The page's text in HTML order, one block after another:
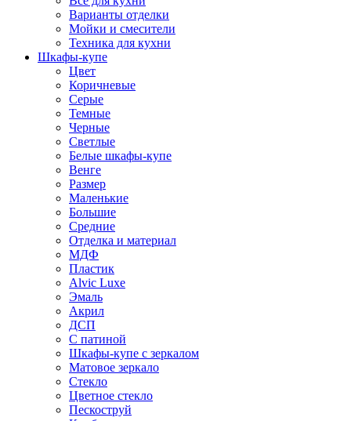
Варианты отделки
Мойки и смесители
Техника для кухни
Шкафы-купе
Цвет
Коричневые
Серые
Темные
Черные
Светлые
Белые шкафы-купе
Венге
Размер
Маленькие
Большие
Средние
Отделка и материал
МДФ
Пластик
Alvic Luxe
Эмаль
Акрил
ДСП
С патиной
Шкафы-купе с зеркалом
Матовое зеркало
Стекло
Цветное стекло
Пескоструй